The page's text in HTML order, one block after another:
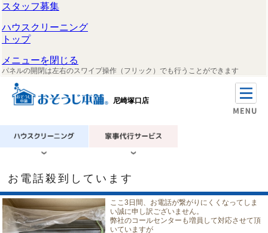
スタッフ募集
ハウスクリーニング
トップ
メニューを閉じる
パネルの開閉は左右のスワイプ操作（フリック）でも行うことができます
尼崎塚口店
お電話殺到しています
ここ3日間、お電話が繋がりにくくなってしま
い誠に申し訳ございません。
弊社のコールセンターも増員して対応させて頂
いていますが